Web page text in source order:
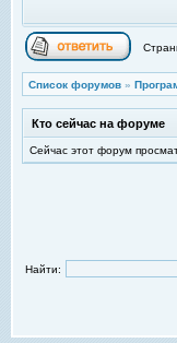
Список форумов »
Кто сейчас на форуме
Сейчас этот форум
Найти: